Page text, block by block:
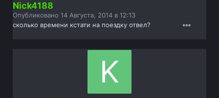
Nick4188
Опубликовано14 Августа, 2014 в 12:13
сколько времени кстати на поездку отвел?